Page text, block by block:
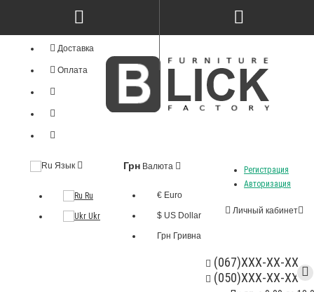
Доставка
Оплата
Регистрация
Авторизация
Личный кабинет
Грн Валюта
€ Euro
$ US Dollar
Грн Гривна
Язык
Ru
Ukr
(067)XXX-XX-XX
(050)XXX-XX-XX